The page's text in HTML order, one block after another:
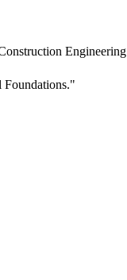
Engineering
Foundations."